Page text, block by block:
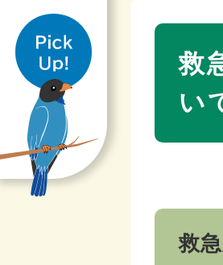
と
き
pickup
本
救
い
救